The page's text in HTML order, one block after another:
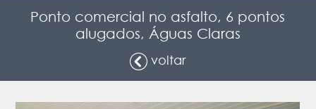
Ponto comercial no asfalto, 6 pontos
alugados, Águas Claras
voltar